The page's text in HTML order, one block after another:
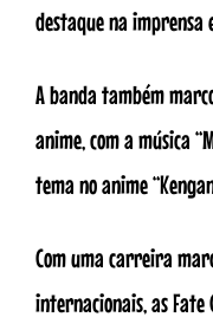
destaque na imprensa
A banda também
anime, com a música
tema no anime
Com uma carreira
internacionais, as Fate